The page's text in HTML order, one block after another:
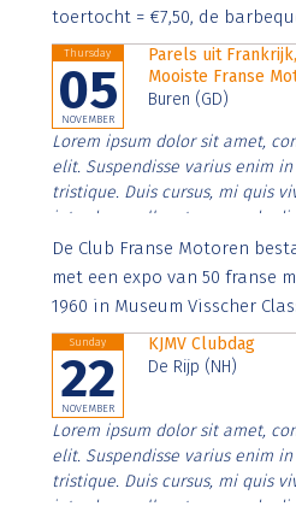
toertocht = €7,50, de
Thursday
05
NOVEMBER
Parels uit
Mooiste Franse
Buren (GD)
Lorem ipsum dolor sit amet,
elit. Suspendisse varius enim
tristique. Duis cursus, mi quis
interdum nulla, ut commodo
Aenean faucibus nibh et justo
imperdiet. Nunc ut sem vitae
De Club Franse Motoren
met een expo van 50 franse
1960 in Museum Visscher
Sunday
22
NOVEMBER
KJMV Clubdag
De Rijp (NH)
Lorem ipsum dolor sit amet,
elit. Suspendisse varius enim
tristique. Duis cursus, mi quis
interdum nulla, ut commodo